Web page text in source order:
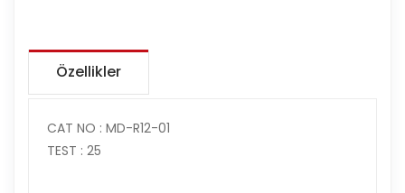
Özellikler
CAT NO : MD-R12-01
TEST : 25